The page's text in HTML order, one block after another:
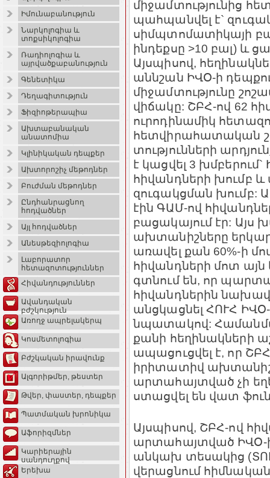
Իմունաբանություն
Նարկոլոգիա և
տոքսիկոլոգիա
Ռադիոլոգիա և
այրվածքաբանություն
Գենետիկա
Դեղագիտություն
Ֆիզիոթերապիա
Ախտաբանական
անատոմիա
Կլինիկական դեպքեր
Ախտորոշիչ մեթոդներ
Բուժման մեթոդներ
Ընդհանրացնող
հոդվածներ
Այլ հոդվածներ
Անեսթեզիոլոգիա
Լաբորատոր
հետազոտություններ
Հիվանդություններ
Ավանդական
բժշկություն
Առողջ ապրելակերպ
Կոսմետոլոգիա
Բժշկական իրավունք
Ալգորիթմեր, թեստեր
Թվեր, փաստեր, դեպքեր
Պատմական խրոնիկա
Աֆորիզմներ
Կարիերային
սանդուղքով
Երեխա
միջամտությունից
պահպանվել է`
սիմպտոմատիկայի
ինդեքսը >10 բալ) և
Այսպիսով,
աննշան ԻՎՕ-ի
միջամտությունը
վիճակը: ՇԲՀ-ով 62
ուրոդինամիկ
հետվիրահատական
տությունների
է կացվել 3
հիվանդների խումբ
զուգակցման խումբ:
էին ԳԱՄ-ով
բացակայում էր: Այս
ախտանիշները
առավել քան 60%-ի
հիվանդների մոտ այն
գտնում են, որ
հիվանդներին
անցկացնել ՀՈՒՀ
նպատակով:
քանի հեղինակների
ապացուցվել է, որ
իրիտատիվ
արտահայտված չի
ստացվել են վատ
Այսպիսով, ՇԲՀ-ով
արտահայտված ԻՎՕ-
անկախ տեսակից
վերացնում